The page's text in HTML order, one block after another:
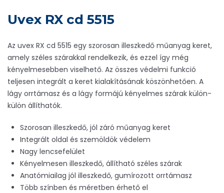
Uvex RX cd 5515
Az uvex RX cd 5515 egy szorosan illeszkedő műanyag keret,
amely széles szárakkal rendelkezik, és ezzel így még
kényelmesebben viselhető. Az összes védelmi funkció
teljesen integrált a keret kialakításának köszönhetően. A
lágy orrtámasz és a lágy formájú kényelmes szárak külön-
külön állíthatók.
Szorosan illeszkedő, jól záró műanyag keret
Integrált oldal és szemöldök védelem
Nagy lencsefelület
Kényelmesen illeszkedő, állítható széles szárak
Anatómiailag jól illeszkedő, gumírozott orrtámasz
Több színben és méretben érhető el